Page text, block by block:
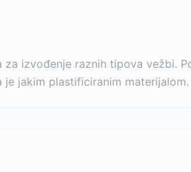
izvođenje raznih tipova vežbi.
je jakim plastificiranim materijalom.